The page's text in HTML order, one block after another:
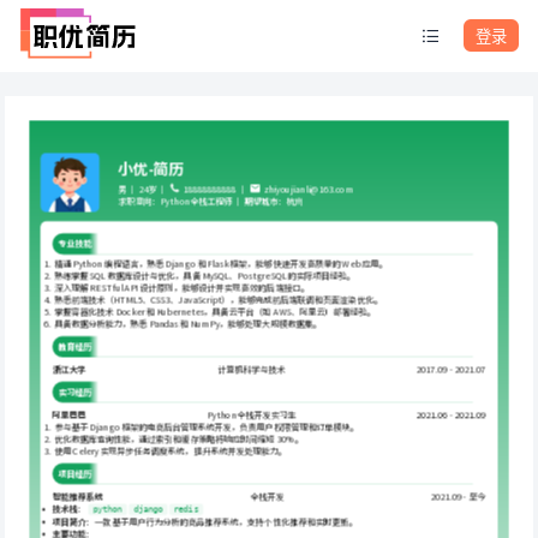
登录
小优-简历
男 ｜ 24岁 ｜ 18888888888 ｜ zhiyoujianli@163.com
求职意向：Python全栈工程师 ｜ 期望城市：杭州
专业技能
精通 Python 编程语言，熟悉 Django 和 Flask 框架，能够快速开发高质量的 Web 应用。
熟练掌握 SQL 数据库设计与优化，具备 MySQL、PostgreSQL 的实际项目经验。
深入理解 RESTful API 设计原则，能够设计并实现高效的后端接口。
熟悉前端技术（HTML5、CSS3、JavaScript），能够完成前后端联调和页面渲染优化。
掌握容器化技术 Docker 和 Kubernetes，具备云平台（如 AWS、阿里云）部署经验。
具备数据分析能力，熟悉 Pandas 和 NumPy，能够处理大规模数据集。
教育经历
浙江大学 计算机科学与技术
2017.09 - 2021.07
实习经历
阿里巴巴
Python全栈开发实习生
2021.06 - 2021.09
参与基于 Django 框架的电商后台管理系统开发，负责用户权限管理和订单模块。
优化数据库查询性能，通过索引和缓存策略将响应时间缩短 30%。
使用 Celery 实现异步任务调度系统，提升系统并发处理能力。
项目经历
智能推荐系统 全栈开发 2021.09 - 至今
技术栈： python django redis
项目简介：一款基于用户行为分析的商品推荐系统，支持个性化推荐和实时更新。
主要功能：